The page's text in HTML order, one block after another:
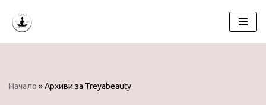
Продължете
Начало »Архиви за Treyabeauty